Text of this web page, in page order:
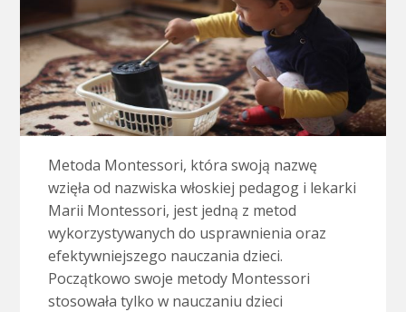
Metoda Montessori, która swoją nazwę
wzięła od nazwiska włoskiej pedagog i lekarki
Marii Montessori, jest jedną z metod
wykorzystywanych do usprawnienia oraz
efektywniejszego nauczania dzieci.
Początkowo swoje metody Montessori
stosowała tylko w nauczaniu dzieci